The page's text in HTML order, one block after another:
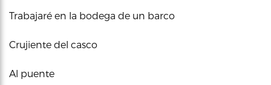
Trabajaré en la bodega de un barco
Crujiente del casco
Al puente